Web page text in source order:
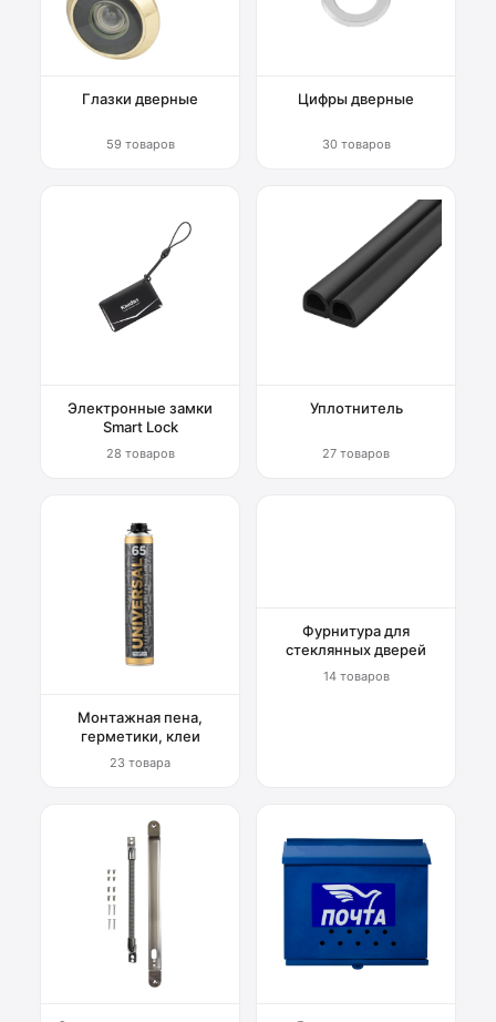
Глазки дверные
59 товаров
Цифры дверные
30 товаров
Электронные замки
Smart Lock
28 товаров
Уплотнитель
27 товаров
Монтажная пена,
герметики, клеи
23 товара
Фурнитура для
стеклянных дверей
14 товаров